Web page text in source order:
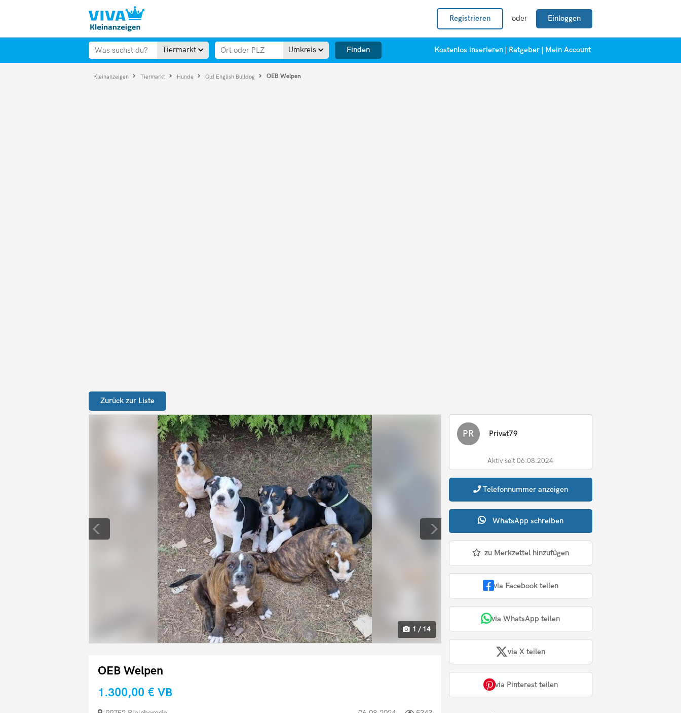
Registrieren oder Einloggen
Tiermarkt Umkreis Finden Kostenlos inserieren Ratgeber Mein Account
Kleinanzeigen Tiermarkt Hunde Old English Bulldog OEB Welpen
Zurück zur Liste
1 / 14
OEB Welpen
1.300,00 € VB
PR Privat79
Aktiv seit 06.08.2024
Telefonnummer anzeigen
WhatsApp schreiben
zu Merkzettel hinzufügen
via Facebook teilen
via WhatsApp teilen
via X teilen
via Pinterest teilen